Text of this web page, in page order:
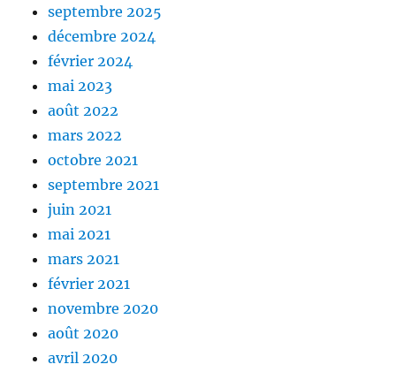
septembre 2025
décembre 2024
février 2024
mai 2023
août 2022
mars 2022
octobre 2021
septembre 2021
juin 2021
mai 2021
mars 2021
février 2021
novembre 2020
août 2020
avril 2020